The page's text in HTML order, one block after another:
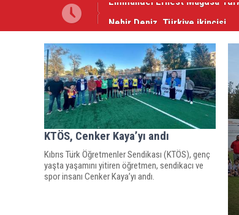
KTÖS, Cenker Kaya’yı andı
Kıbrıs Türk Öğretmenler Sendikası (KTÖS), genç
yaşta yaşamını yitiren öğretmen, sendikacı ve
spor insanı Cenker Kaya’yı andı.